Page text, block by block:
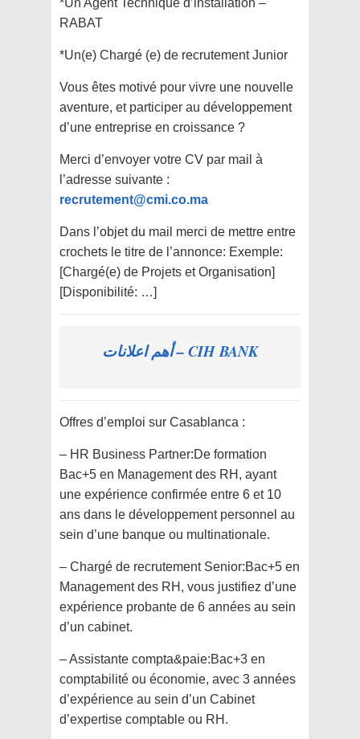
*Un Agent Technique d’installation –
RABAT
*Un(e) Chargé (e) de recrutement Junior
Vous êtes motivé pour vivre une nouvelle
aventure, et participer au développement
d’une entreprise en croissance ?
Merci d’envoyer votre CV par mail à
l’adresse suivante :
recrutement@cmi.co.ma
Dans l’objet du mail merci de mettre entre
crochets le titre de l’annonce: Exemple:
[Chargé(e) de Projets et Organisation]
[Disponibilité: …]
CIH BANK – أهم اعلانات
Offres d’emploi sur Casablanca :
– HR Business Partner:De formation
Bac+5 en Management des RH, ayant
une expérience confirmée entre 6 et 10
ans dans le développement personnel au
sein d’une banque ou multinationale.
– Chargé de recrutement Senior:Bac+5 en
Management des RH, vous justifiez d’une
expérience probante de 6 années au sein
d’un cabinet.
– Assistante compta&paie:Bac+3 en
comptabilité ou économie, avec 3 années
d’expérience au sein d’un Cabinet
d’expertise comptable ou RH.